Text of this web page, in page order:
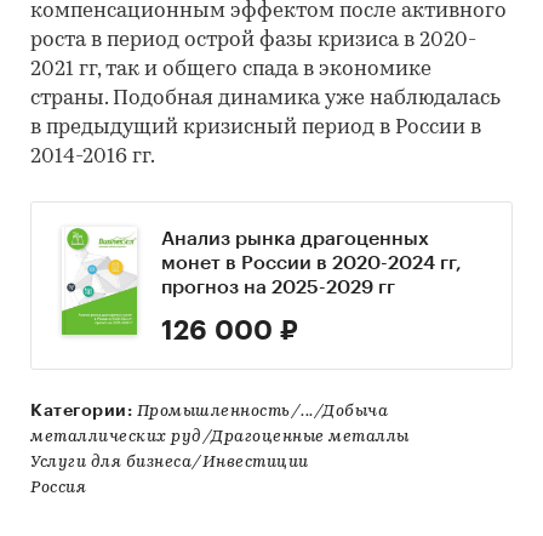
компенсационным эффектом после активного
роста в период острой фазы кризиса в 2020-
2021 гг, так и общего спада в экономике
страны. Подобная динамика уже наблюдалась
в предыдущий кризисный период в России в
2014-2016 гг.
Анализ рынка драгоценных
монет в России в 2020-2024 гг,
прогноз на 2025-2029 гг
126 000 ₽
Категории: Промышленность/.../Добыча
металлических руд/Драгоценные металлы
Услуги для бизнеса/Инвестиции
Россия